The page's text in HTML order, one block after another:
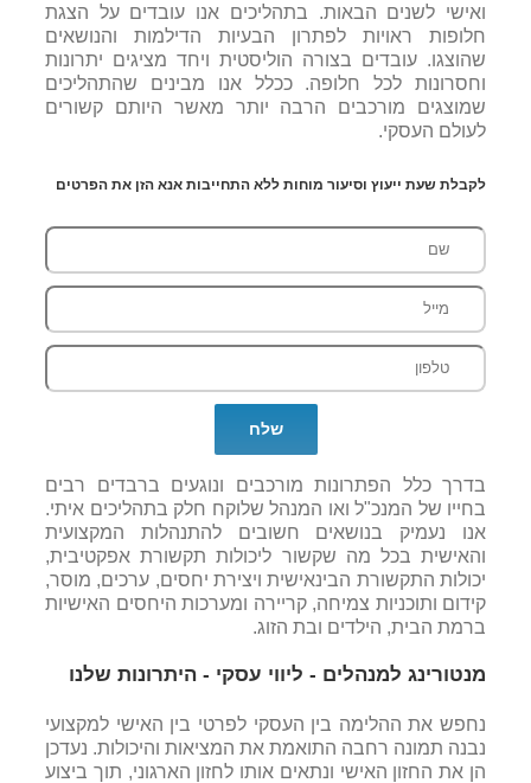
ואישי לשנים הבאות. בתהליכים אנו עובדים על הצגת
חלופות ראויות לפתרון הבעיות הדילמות והנושאים
שהוצגו. עובדים בצורה הוליסטית ויחד מציגים יתרונות
וחסרונות לכל חלופה. ככלל אנו מבינים שהתהליכים
שמוצגים מורכבים הרבה יותר מאשר היותם קשורים
לעולם העסקי.
לקבלת שעת ייעוץ וסיעור מוחות ללא התחייבות אנא הזן את הפרטים
בדרך כלל הפתרונות מורכבים ונוגעים ברבדים רבים
בחייו של המנכ"ל ואו המנהל שלוקח חלק בתהליכים איתי.
אנו נעמיק בנושאים חשובים להתנהלות המקצועית
והאישית בכל מה שקשור ליכולות תקשורת אפקטיבית,
יכולות התקשורת הבינאישית ויצירת יחסים, ערכים, מוסר,
קידום ותוכניות צמיחה, קריירה ומערכות היחסים האישיות
ברמת הבית, הילדים ובת הזוג.
מנטורינג למנהלים - ליווי עסקי - היתרונות שלנו
נחפש את ההלימה בין העסקי לפרטי בין האישי למקצועי
נבנה תמונה רחבה התואמת את המציאות והיכולות. נעדכן
הן את החזון האישי ונתאים אותו לחזון הארגוני, תוך ביצוע